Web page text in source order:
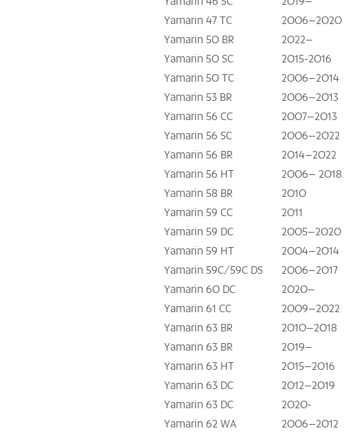
Yamarin 47 TC
2006–2020
Yamarin 50 BR
2022–
Yamarin 50 SC
2015-2016
Yamarin 50 TC
2006–2014
Yamarin 53 BR
2006–2013
Yamarin 56 CC
2007–2013
Yamarin 56 SC
2006–2022
Yamarin 56 BR
2014–2022
Yamarin 56 HT
2006– 2018
Yamarin 58 BR
2010
Yamarin 59 CC
2011
Yamarin 59 DC
2005–2020
Yamarin 59 HT
2004–2014
Yamarin 59C/59C DS
2006–2017
Yamarin 60 DC
2020–
Yamarin 61 CC
2009–2022
Yamarin 63 BR
2010–2018
Yamarin 63 BR
2019–
Yamarin 63 HT
2015–2016
Yamarin 63 DC
2012–2019
Yamarin 63 DC
2020-
Yamarin 62 WA
2006–2012